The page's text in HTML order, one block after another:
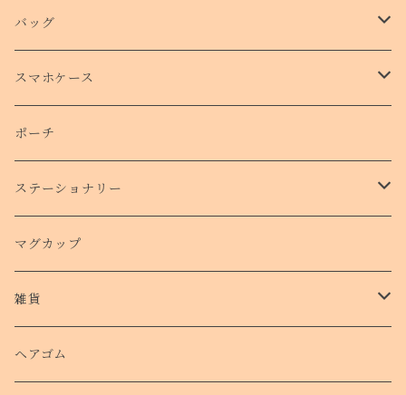
バッグ
トートバッグ
スマホケース
側面プリントハードケース
手帳型スマホケース
クリアケース
クッションバンパーケース
スマホリング
ポーチ
ステーショナリー
カード
クリアファイル
ステッカー
マグカップ
雑貨
パスケース
ヘアゴム